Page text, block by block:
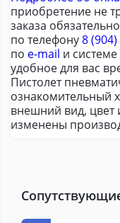
приобретение не
заказа
по телефону8
по e-mail и
удобное для вас
Пистолет
ознакомительный
внешний вид, цвет
изменены